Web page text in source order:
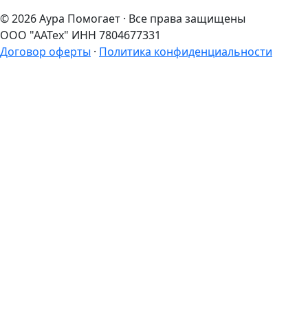
© 2026 Аура Помогает · Все права защищены
ООО "ААТех" ИНН 7804677331
Договор оферты · Политика конфиденциальности